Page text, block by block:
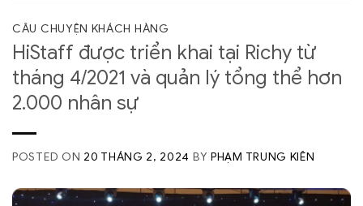
CÂU CHUYỆN KHÁCH HÀNG
HiStaff được triển khai tại Richy từ
tháng 4/2021 và quản lý tổng thể hơn
2.000 nhân sự
POSTED ON 20 THÁNG 2, 2024 BYPHẠM TRUNG KIÊN